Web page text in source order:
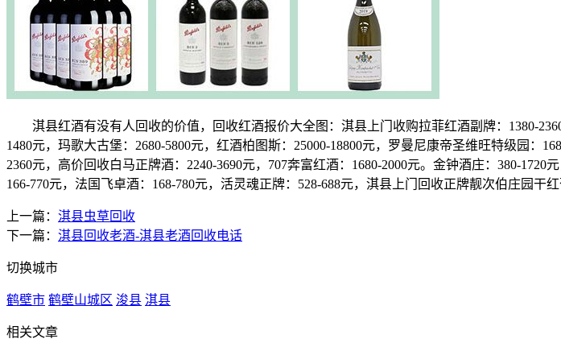
淇县红酒有没有人回收的价值，回收红酒报价大全图：淇县上门收购拉菲红酒副牌：1380-
1480元，玛歌大古堡：2680-5800元，红酒柏图斯：25000-18800元，罗曼尼康帝圣维旺特级园：
2360元，高价回收白马正牌酒：2240-3690元，707奔富红酒：1680-2000元。金钟酒庄：380-
166-770元，法国飞卓酒：168-780元，活灵魂正牌：528-688元，淇县上门回收正牌靓次伯庄园干红
上一篇： 淇县虫草回收
下一篇： 淇县回收老酒-淇县老酒回收电话
切换城市
鹤壁市 鹤壁山城区 浚县 淇县
相关文章